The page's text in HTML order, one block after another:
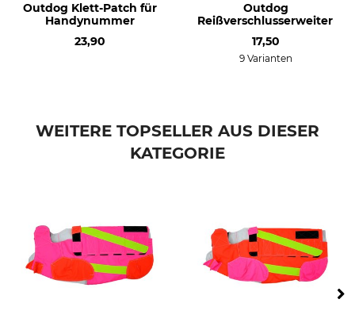
Outdog Klett-Patch für
Handynummer
23,90
Outdog
17,50
9 Varianten
WEITERE TOPSELLER AUS DIESER
KATEGORIE